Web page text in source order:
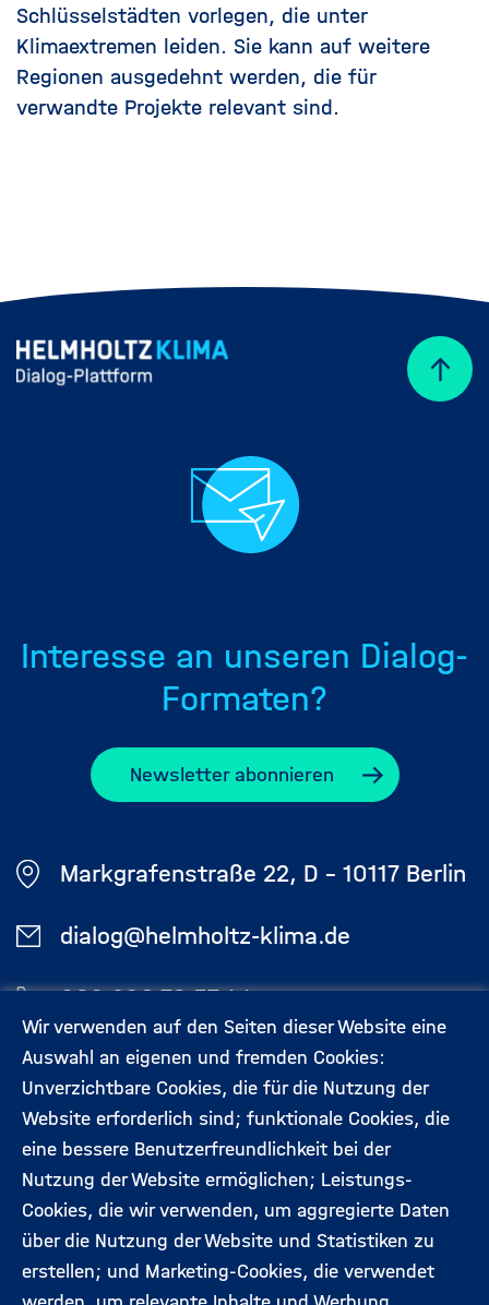
Schlüsselstädten vorlegen, die unter
Klimaextremen leiden. Sie kann auf weitere
Regionen ausgedehnt werden, die für
verwandte Projekte relevant sind.
Wir verwenden auf den Seiten dieser Website eine
Auswahl an eigenen und fremden Cookies:
Unverzichtbare Cookies, die für die Nutzung der
Website erforderlich sind; funktionale Cookies, die
eine bessere Benutzerfreundlichkeit bei der
Nutzung der Website ermöglichen; Leistungs-
Cookies, die wir verwenden, um aggregierte Daten
über die Nutzung der Website und Statistiken zu
erstellen; und Marketing-Cookies, die verwendet
Interesse an unseren Dialog-
Formaten?
Newsletter abonnieren
Markgrafenstraße 22, D - 10117 Berlin
dialog@helmholtz-klima.de
030 206 79 57 44
Footermenü
(Hauptseite)
Aktuelles Kontakt
Veranstaltungen Datenschutz
Expert:innen Impressum